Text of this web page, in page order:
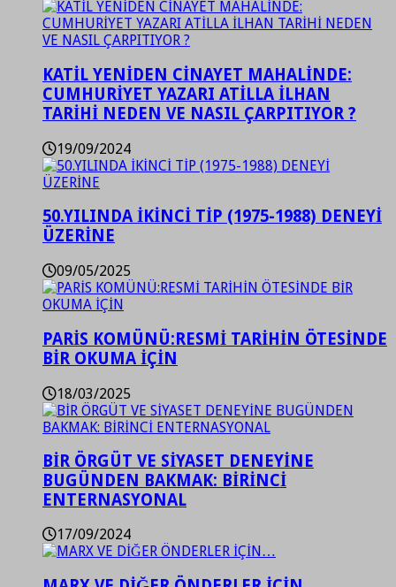
KATİL YENİDEN CİNAYET MAHALİNDE:
CUMHURİYET YAZARI ATİLLA İLHAN
TARİHİ NEDEN VE NASIL ÇARPITIYOR ?
19/09/2024
50.YILINDA İKİNCİ TİP (1975-1988) DENEYİ
ÜZERİNE
09/05/2025
PARİS KOMÜNÜ:RESMİ TARİHİN ÖTESİNDE
BİR OKUMA İÇİN
18/03/2025
BİR ÖRGÜT VE SİYASET DENEYİNE
BUGÜNDEN BAKMAK: BİRİNCİ
ENTERNASYONAL
17/09/2024